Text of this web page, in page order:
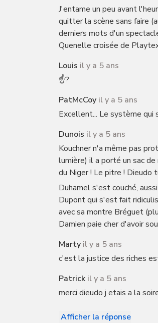
J'entame un peu avant
quitter la scène sans faire
derniers mots d'un
Quenelle croisée de
Louis il y a 5 ans
☝️?
PatMcCoy il y a 5 ans
Excellent... Le système qui
Dunois il y a 5 ans
Kouchner n'a même pas
lumière) il a porté un sac
du Niger ! Le pitre ! Dieudo
Duhamel s'est couché,
Dupont qui s'est fait
avec sa montre Bréguet
Damien paie cher d'avoir
Marty il y a 5 ans
c'est la justice des riches
Patrick il y a 5 ans
merci dieudo j etais a la
Afficher la réponse